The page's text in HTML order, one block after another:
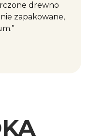
drewno
zapakowane,